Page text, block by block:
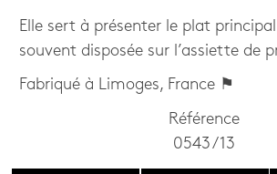
Elle sert à présenter le plat
souvent disposée sur l’assiette de
Fabriqué à Limoges, France ⚑
Référence
0543 / 13